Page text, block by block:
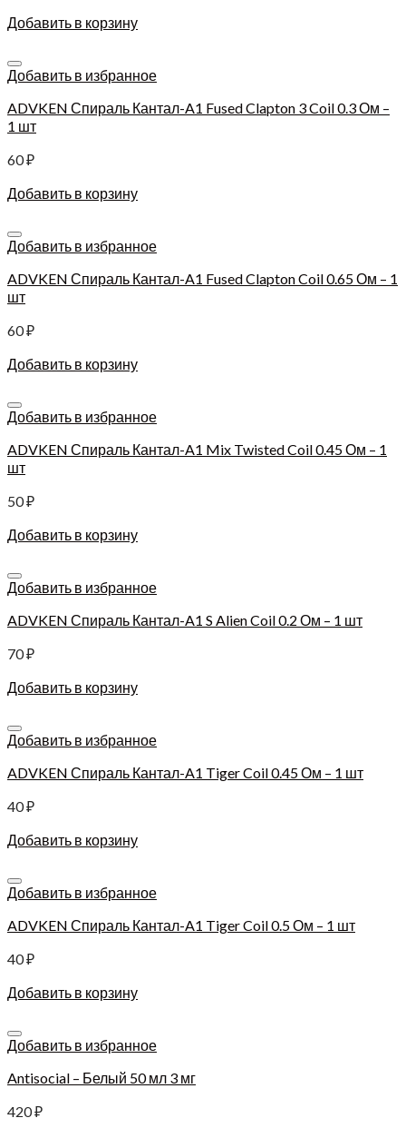
Добавить в корзину
Добавить в избранное
ADVKEN Спираль Кантал-A1 Fused Clapton 3 Coil 0.3 Ом –
1 шт
60₽
Добавить в корзину
Добавить в избранное
ADVKEN Спираль Кантал-A1 Fused Clapton Coil 0.65 Ом – 1
шт
60₽
Добавить в корзину
Добавить в избранное
ADVKEN Спираль Кантал-A1 Mix Twisted Coil 0.45 Ом – 1
шт
50₽
Добавить в корзину
Добавить в избранное
ADVKEN Спираль Кантал-A1 S Alien Coil 0.2 Ом – 1 шт
70₽
Добавить в корзину
Добавить в избранное
ADVKEN Спираль Кантал-A1 Tiger Coil 0.45 Ом – 1 шт
40₽
Добавить в корзину
Добавить в избранное
ADVKEN Спираль Кантал-A1 Tiger Coil 0.5 Ом – 1 шт
40₽
Добавить в корзину
Добавить в избранное
Antisocial – Белый 50 мл 3 мг
420₽